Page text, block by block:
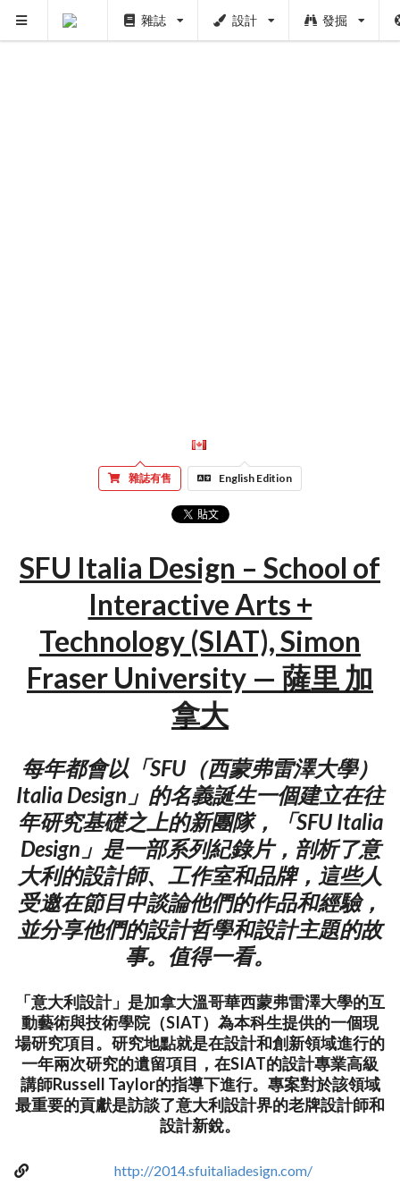
雜誌 設計 發掘
雜誌有售 English Edition
SFU Italia Design – School of
Interactive Arts +
Technology (SIAT), Simon
Fraser University — 薩里 加
拿大
每年都會以「SFU（西蒙弗雷澤大學）
Italia Design」的名義誕生一個建立在往
年研究基礎之上的新團隊，「SFU Italia
Design」是一部系列紀錄片，剖析了意
大利的設計師、工作室和品牌，這些人
受邀在節目中談論他們的作品和經驗，
並分享他們的設計哲學和設計主題的故
事。值得一看。
「意大利設計」是加拿大溫哥華西蒙弗雷澤大學的互
動藝術與技術學院（SIAT）為本科生提供的一個現
場研究項目。研究地點就是在設計和創新領域進行的
一年兩次研究的遺留項目，在SIAT的設計專業高級
講師Russell Taylor的指導下進行。專案對於該領域
最重要的貢獻是訪談了意大利設計界的老牌設計師和
設計新銳。
http://2014.sfuitaliadesign.com/